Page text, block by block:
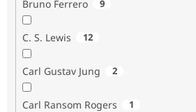
Bruno Ferrero 9
C. S. Lewis 12
Carl Gustav Jung 2
Carl Ransom Rogers 1